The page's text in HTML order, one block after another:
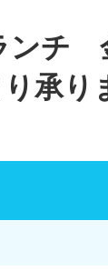
ンチ
承り